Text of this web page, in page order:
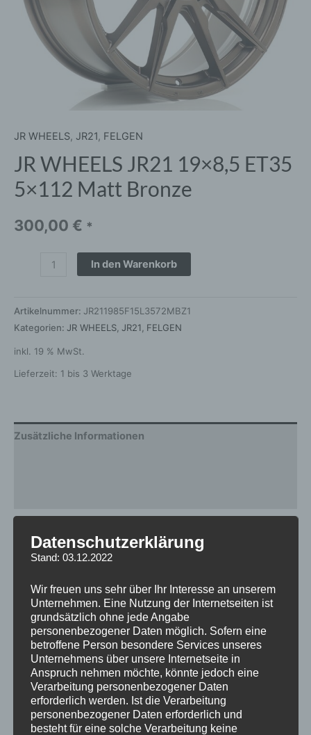
JR WHEELS, JR21, FELGEN
JR WHEELS JR21 19×8,5 ET35
5×112 Matt Bronze
300,00 € *
In den Warenkorb
Artikelnummer: JR211985F15L3572MBZ1
Kategorien: JR WHEELS JR21 FELGEN
inkl. 19 % MwSt.
Lieferzeit: 1 bis 3 Werktage
Zusätzliche Informationen
Breite
Design JR21
Durchmesser 19
ET 35
Fertigung Einteilig gegossen
Hersteller JR WHEELS
Lochkreis 5×112
Datenschutzerklärung
Stand: 03.12.2022
Wir freuen uns sehr über Ihr Interesse an unserem
Unternehmen. Eine Nutzung der Internetseiten ist
grundsätzlich ohne jede Angabe
personenbezogener Daten möglich. Sofern eine
betroffene Person besondere Services unseres
Unternehmens über unsere Internetseite in
Anspruch nehmen möchte, könnte jedoch eine
Verarbeitung personenbezogener Daten
erforderlich werden. Ist die Verarbeitung
personenbezogener Daten erforderlich und
besteht für eine solche Verarbeitung keine